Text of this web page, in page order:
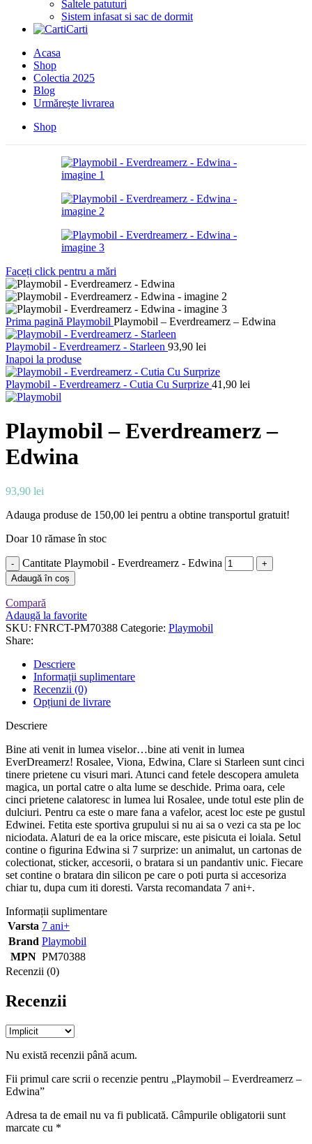
Saltele patuturi
Sistem infasat si sac de dormit
Carti
Acasa
Shop
Colectia 2025
Blog
Urmărește livrarea
Shop
Faceți click pentru a mări
Prima pagină Playmobil Playmobil – Everdreamerz – Edwina
Playmobil - Everdreamerz - Starleen 93,90 lei
Inapoi la produse
Playmobil - Everdreamerz - Cutia Cu Surprize 41,90 lei
Playmobil – Everdreamerz –
Edwina
93,90 lei
Adauga produse de 150,00 lei pentru a obtine transportul gratuit!
Doar 10 rămase în stoc
Cantitate Playmobil - Everdreamerz - Edwina
Adaugă în coș
Compară
Adaugă la favorite
SKU: FNRCT-PM70388 Categorie: Playmobil
Share:
Descriere
Informații suplimentare
Recenzii (0)
Opțiuni de livrare
Descriere
Bine ati venit in lumea viselor…bine ati venit in lumea
EverDreamerz! Rosalee, Viona, Edwina, Clare si Starleen sunt cinci
tinere prietene cu visuri mari. Atunci cand fetele descopera amuleta
magica, un portal catre o alta lume se deschide. Prima oara, cele
cinci prietene calatoresc in lumea lui Rosalee, unde totul este plin de
dulciuri. Pentru ca este o mare fana a vafelor, acest loc este pe gustul
Edwinei. Fetita este sportiva grupului si nu ai sa o vezi ca sta pe loc
niciodata. Alaturi de ea la orice miscare, este pisicuta ei loiala. Setul
contine o figurina Edwina si 7 surprize: un animalut, un cartonas de
colectionat, sticker, accesorii, o bratara si un pandantiv unic. Fiecare
set contine o bratara din silicon pe care o poti purta si accesoriza
chiar tu, dupa cum iti doresti. Varsta recomandata 7 ani+.
Informații suplimentare
Varsta 7 ani+
Brand Playmobil
MPN PM70388
Recenzii (0)
Recenzii
Nu există recenzii până acum.
Fii primul care scrii o recenzie pentru „Playmobil – Everdreamerz –
Edwina”
Adresa ta de email nu va fi publicată. Câmpurile obligatorii sunt
marcate cu *